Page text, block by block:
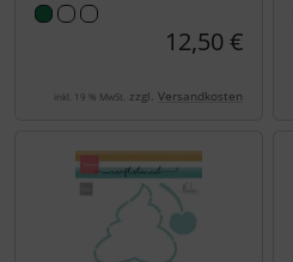
12,50 €
inkl. 19 % MwSt. zzgl. Versandkosten